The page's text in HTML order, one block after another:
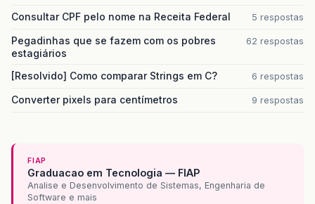
Consultar CPF pelo nome na Receita Federal 5 respostas
Pegadinhas que se fazem com os pobres
estagiários
62 respostas
[Resolvido] Como comparar Strings em C? 6 respostas
Converter pixels para centímetros 9 respostas
FIAP
Graduacao em Tecnologia — FIAP
Analise e Desenvolvimento de Sistemas, Engenharia de
Software e mais